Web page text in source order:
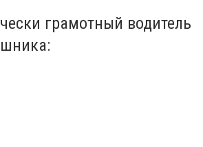
грамотный водитель